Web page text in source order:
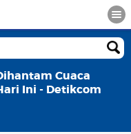
Cuaca
Ini - Detikcom